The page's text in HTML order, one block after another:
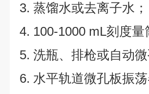
3. 蒸馏水或去离子水；
4. 100-1000 mL刻度量
5. 洗瓶、排枪或自动
6. 水平轨道微孔板振